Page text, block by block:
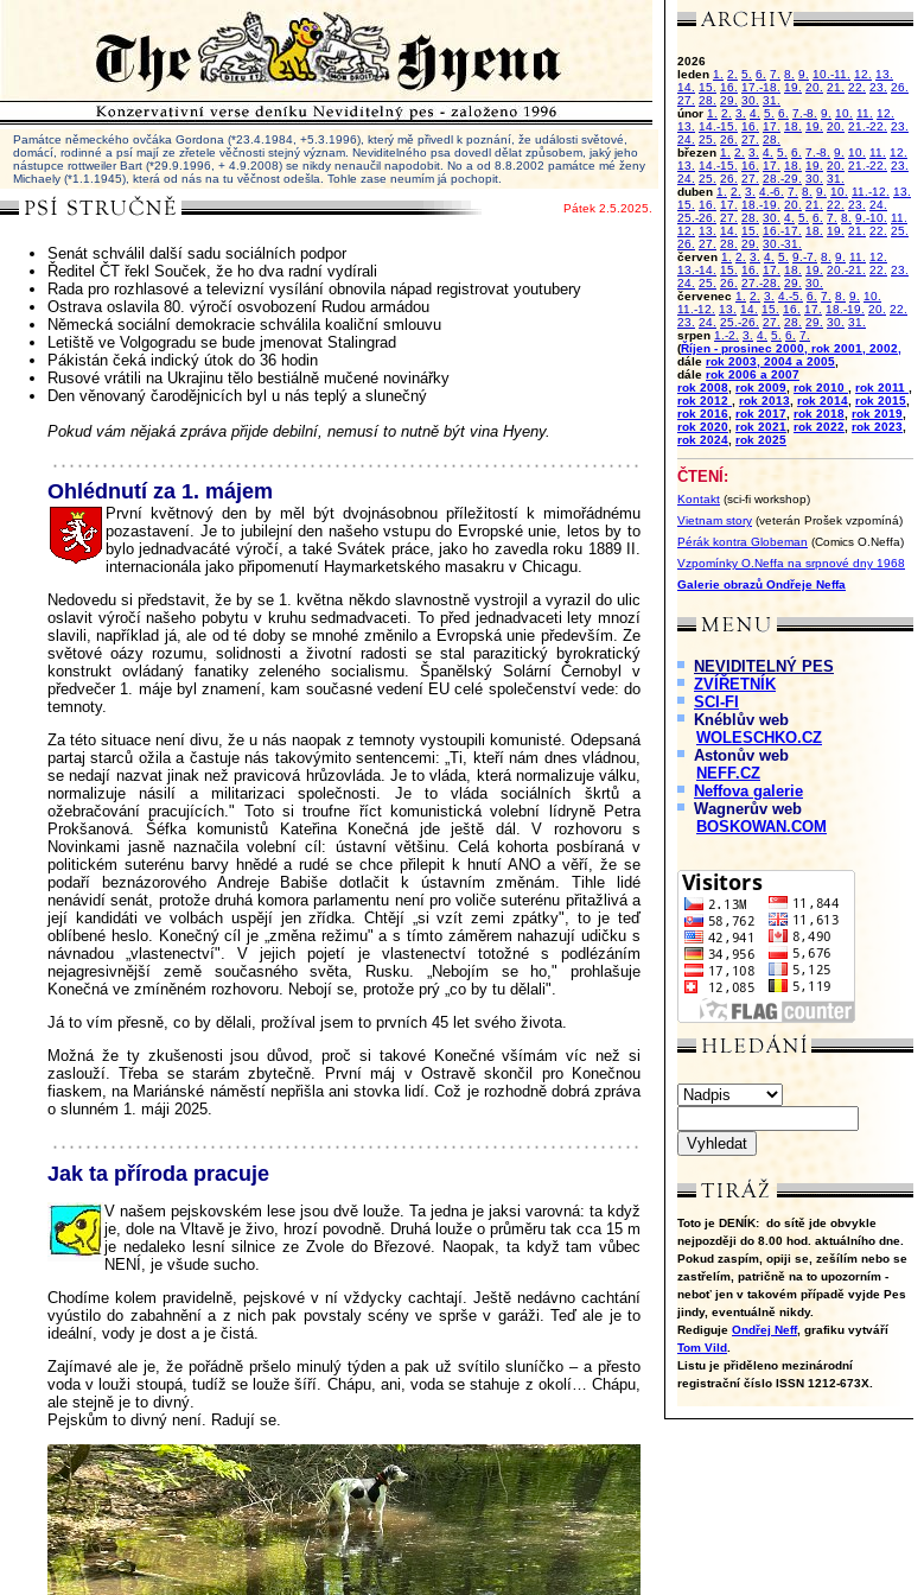
2026
leden 1. 2. 5. 6. 7. 8. 9. 10.-11. 12.
13.
14.
15. 16. 17.-18. 19. 20. 21. 22. 23.
26.
27.
28. 29. 30. 31.
únor 1. 2. 3. 4. 5. 6. 7.-8. 9. 10. 11.
12.
13.
14.-15. 16. 17. 18. 19. 20. 21.-22.
23.
24. 25. 26. 27.
28.
březen 1. 2. 3. 4. 5. 6. 7.-8. 9. 10. 11.
12.
13.
14.-15. 16. 17. 18. 19. 20. 21.-22.
23.
24. 25. 26. 27. 28.-29. 30. 31.
duben 1. 2. 3. 4.-6. 7. 8. 9. 10. 11.-12.
13.
15.
16. 17. 18.-19. 20. 21. 22. 23.
24.
25.-26.
27. 28. 30. 4. 5. 6. 7. 8. 9.-10.
11.
12.
13. 14. 15. 16.-17. 18. 19. 21. 22.
25.
26.
27. 28. 29.
30.-31.
červen 1. 2. 3. 4. 5. 9.-7. 8. 9. 11.
12.
13.-14.
15. 16. 17. 18. 19. 20.-21. 22.
23.
24. 25. 26. 27.-28. 29.
30.
červenec 1. 2. 3. 4.-5. 6. 7. 8. 9.
10.
11.-12.
13. 14. 15. 16. 17. 18.-19. 20. 22.
23.
24. 25.-26. 27. 28. 29. 30. 31.
srpen 1.-2. 3. 4. 5. 6. 7.
(Říjen - prosinec 2000, rok 2001, 2002,
dále rok 2003, 2004 a 2005
dále rok 2006 a 2007
rok 2008 rok 2009 rok 2010 rok 2011
rok 2012
rok 2013 rok 2014 rok 2015
rok 2016 rok 2017 rok 2018 rok 2019
rok 2020 rok 2021 rok 2022 rok 2023
rok 2024 rok 2025
ČTENÍ:
Kontakt (sci-fi workshop)
Vietnam story (veterán Prošek vzpomíná)
Pérák kontra Globeman (Comics O.Neffa)
Vzpomínky O.Neffa na srpnové dny 1968
Galerie obrazů Ondřeje Neffa
NEVIDITELNÝ PES
ZVÍŘETNÍK
SCI-FI
Knéblův web
WOLESCHKO.CZ
Astonův web
NEFF.CZ
Neffova galerie
Wagnerův web
BOSKOWAN.COM
Toto je DENÍK: do sítě jde obvykle
nejpozději do 8.00 hod. aktuálního dne.
Pokud zaspím, opiji se, zešílím nebo se
zastřelím, patričně na to upozorním -
neboť jen v takovém případě vyjde Pes
jindy, eventuálně nikdy.
Rediguje Ondřej Neff, grafiku vytváří
Tom Vild
Listu je přiděleno mezinárodní
registrační číslo ISSN 1212-673X.
Památce německého ovčáka Gordona (*23.4.1984, +5.3.1996), který mě přivedl k poznání, že události světové,
domácí, rodinné a psí mají ze zřetele věčnosti stejný význam. Neviditelného psa dovedl dělat způsobem, jaký jeho
nástupce rottweiler Bart (*29.9.1996, + 4.9.2008) se nikdy nenaučil napodobit. No a od 8.8.2002 památce mé ženy
Michaely (*1.1.1945), která od nás na tu věčnost odešla. Tohle zase neumím já pochopit.
Pátek 2.5.2025.
Senát schválil další sadu sociálních podpor
Ředitel ČT řekl Souček, že ho dva radní vydírali
Rada pro rozhlasové a televizní vysílání obnovila nápad registrovat youtubery
Ostrava oslavila 80. výročí osvobození Rudou armádou
Německá sociální demokracie schválila koaliční smlouvu
Letiště ve Volgogradu se bude jmenovat Stalingrad
Pákistán čeká indický útok do 36 hodin
Rusové vrátili na Ukrajinu tělo bestiálně mučené novinářky
Den věnovaný čarodějnicích byl u nás teplý a slunečný
Pokud vám nějaká zpráva přijde debilní, nemusí to nutně být vina Hyeny.
Ohlédnutí za 1. májem
První květnový den by měl být dvojnásobnou příležitostí k mimořádnému
pozastavení. Je to jubilejní den našeho vstupu do Evropské unie, letos by to
bylo jednadvacáté výročí, a také Svátek práce, jako ho zavedla roku 1889 II.
internacionála jako připomenutí Haymarketského masakru v Chicagu.
Nedovedu si představit, že by se 1. května někdo slavnostně vystrojil a vyrazil do ulic
oslavit výročí našeho pobytu v kruhu sedmadvaceti. To před jednadvaceti lety mnozí
slavili, například já, ale od té doby se mnohé změnilo a Evropská unie především. Ze
světové oázy rozumu, solidnosti a životní radosti se stal parazitický byrokratický
konstrukt ovládaný fanatiky zeleného socialismu. Španělský Solární Černobyl v
předvečer 1. máje byl znamení, kam současné vedení EU celé společenství vede: do
temnoty.
Za této situace není divu, že u nás naopak z temnoty vystoupili komunisté. Odepsaná
partaj starců ožila a častuje nás takovýmito sentencemi: „Ti, kteří nám dnes vládnou,
se nedají nazvat jinak než pravicová hrůzovláda. Je to vláda, která normalizuje válku,
normalizuje násilí a militarizaci společnosti. Je to vláda sociálních škrtů a
ožebračování pracujících." Toto si troufne říct komunistická volební lídryně Petra
Prokšanová. Šéfka komunistů Kateřina Konečná jde ještě dál. V rozhovoru s
Novinkami jasně naznačila volební cíl: ústavní většinu. Celá kohorta posbíraná v
politickém suterénu barvy hnědé a rudé se chce přilepit k hnutí ANO a věří, že se
podaří beznázorového Andreje Babiše dotlačit k ústavním změnám. Tihle lidé
nenávidí senát, protože druhá komora parlamentu není pro voliče suterénu přitažlivá a
její kandidáti ve volbách uspějí jen zřídka. Chtějí „si vzít zemi zpátky", to je teď
oblíbené heslo. Konečný cíl je „změna režimu" a s tímto záměrem nahazují udičku s
návnadou „vlastenectví". V jejich pojetí je vlastenectví totožné s podlézáním
nejagresivnější země současného světa, Rusku. „Nebojím se ho," prohlašuje
Konečná ve zmíněném rozhovoru. Nebojí se, protože prý „co by tu dělali".
Já to vím přesně, co by dělali, prožíval jsem to prvních 45 let svého života.
Možná že ty zkušenosti jsou důvod, proč si takové Konečné všímám víc než si
zaslouží. Třeba se starám zbytečně. První máj v Ostravě skončil pro Konečnou
fiaskem, na Mariánské náměstí nepřišla ani stovka lidí. Což je rozhodně dobrá zpráva
o slunném 1. máji 2025.
Jak ta příroda pracuje
V našem pejskovském lese jsou dvě louže. Ta jedna je jaksi varovná: ta když
je, dole na Vltavě je živo, hrozí povodně. Druhá louže o průměru tak cca 15 m
je nedaleko lesní silnice ze Zvole do Březové. Naopak, ta když tam vůbec
NENÍ, je všude sucho.
Chodíme kolem pravidelně, pejskové v ní vždycky cachtají. Ještě nedávno cachtání
vyústilo do zabahnění a z nich pak povstaly scény ve sprše v garáži. Teď ale je to
ideální, vody je dost a je čistá.
Zajímavé ale je, že pořádně pršelo minulý týden a pak už svítilo sluníčko – a přesto
voda v louži stoupá, tudíž se louže šíří. Chápu, ani, voda se stahuje z okolí… Chápu,
ale stejně je to divný.
Pejskům to divný není. Radují se.